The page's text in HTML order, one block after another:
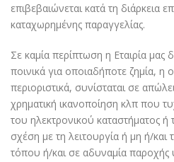
επιβεβαιώνεται κατά τη διάρκεια
καταχωρημένης παραγγελίας.
Σε καμία περίπτωση η Εταιρία μας
ποινικά για οποιαδήποτε ζημία, η
περιοριστικά, συνίσταται σε
χρηματική ικανοποίηση κλπ που
του ηλεκτρονικού καταστήματος ή
σχέση με τη λειτουργία ή μη ή/και
τόπου ή/και σε αδυναμία